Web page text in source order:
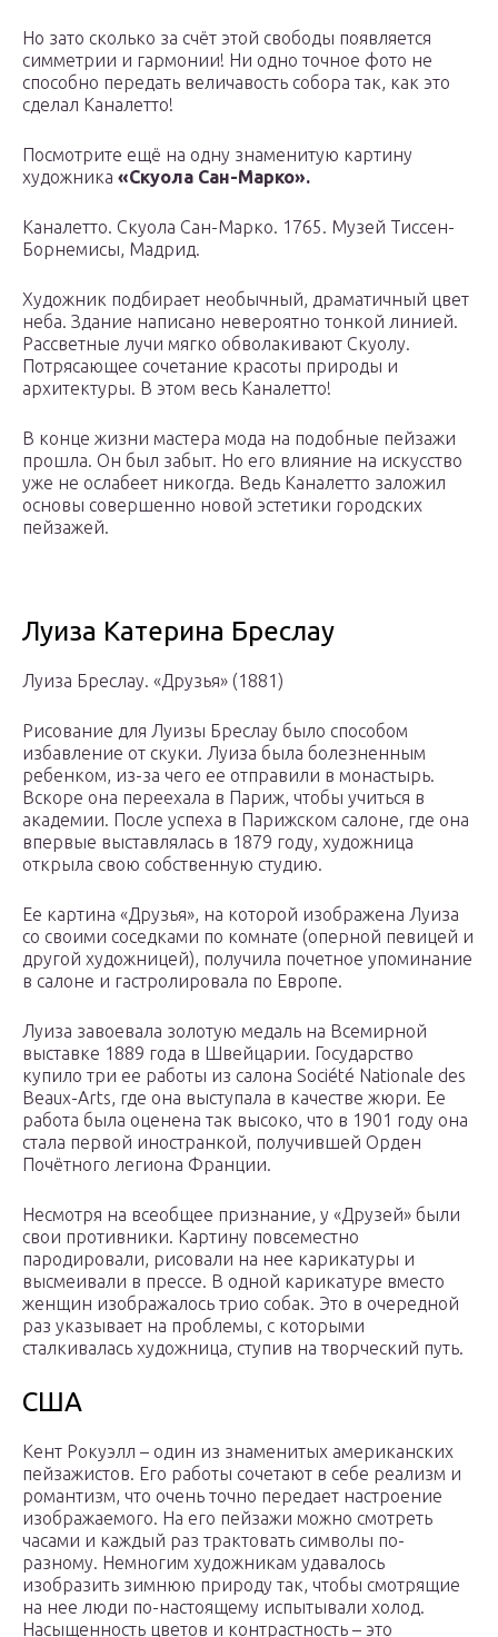
Но зато сколько за счёт этой свободы появляется
симметрии и гармонии! Ни одно точное фото не
способно передать величавость собора так, как это
сделал Каналетто!
Посмотрите ещё на одну знаменитую картину
художника «Скуола Сан-Марко».
Каналетто. Скуола Сан-Марко. 1765. Музей Тиссен-
Борнемисы, Мадрид.
Художник подбирает необычный, драматичный цвет
неба. Здание написано невероятно тонкой линией.
Рассветные лучи мягко обволакивают Скуолу.
Потрясающее сочетание красоты природы и
архитектуры. В этом весь Каналетто!
В конце жизни мастера мода на подобные пейзажи
прошла. Он был забыт. Но его влияние на искусство
уже не ослабеет никогда. Ведь Каналетто заложил
основы совершенно новой эстетики городских
пейзажей.
Луиза Катерина Бреслау
Луиза Бреслау. «Друзья» (1881)
Рисование для Луизы Бреслау было способом
избавление от скуки. Луиза была болезненным
ребенком, из-за чего ее отправили в монастырь.
Вскоре она переехала в Париж, чтобы учиться в
академии. После успеха в Парижском салоне, где она
впервые выставлялась в 1879 году, художница
открыла свою собственную студию.
Ее картина «Друзья», на которой изображена Луиза
со своими соседками по комнате (оперной певицей и
другой художницей), получила почетное упоминание
в салоне и гастролировала по Европе.
Луиза завоевала золотую медаль на Всемирной
выставке 1889 года в Швейцарии. Государство
купило три ее работы из салона Société Nationale des
Beaux-Arts, где она выступала в качестве жюри. Ее
работа была оценена так высоко, что в 1901 году она
стала первой иностранкой, получившей Орден
Почётного легиона Франции.
Несмотря на всеобщее признание, у «Друзей» были
свои противники. Картину повсеместно
пародировали, рисовали на нее карикатуры и
высмеивали в прессе. В одной карикатуре вместо
женщин изображалось трио собак. Это в очередной
раз указывает на проблемы, с которыми
сталкивалась художница, ступив на творческий путь.
США
Кент Рокуэлл – один из знаменитых американских
пейзажистов. Его работы сочетают в себе реализм и
романтизм, что очень точно передает настроение
изображаемого. На его пейзажи можно смотреть
часами и каждый раз трактовать символы по-
разному. Немногим художникам удавалось
изобразить зимнюю природу так, чтобы смотрящие
на нее люди по-настоящему испытывали холод.
Насыщенность цветов и контрастность – это